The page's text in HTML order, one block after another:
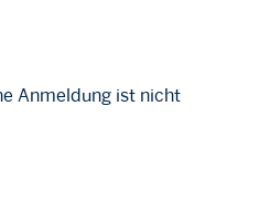
Anmeldung ist nicht